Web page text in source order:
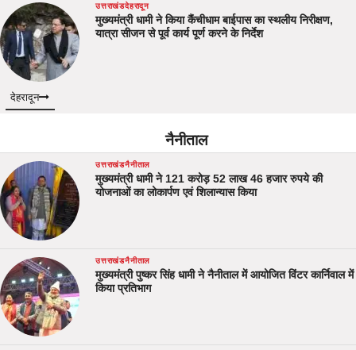
उत्तराखंडदेहरादून
मुख्यमंत्री धामी ने किया कैंचीधाम बाईपास का स्थलीय निरीक्षण,
यात्रा सीजन से पूर्व कार्य पूर्ण करने के निर्देश
देहरादून
नैनीताल
उत्तराखंडनैनीताल
मुख्यमंत्री धामी ने 121 करोड़ 52 लाख 46 हजार रुपये की
योजनाओं का लोकार्पण एवं शिलान्यास किया
उत्तराखंडनैनीताल
मुख्यमंत्री पुष्कर सिंह धामी ने नैनीताल में आयोजित विंटर कार्निवाल में
किया प्रतिभाग